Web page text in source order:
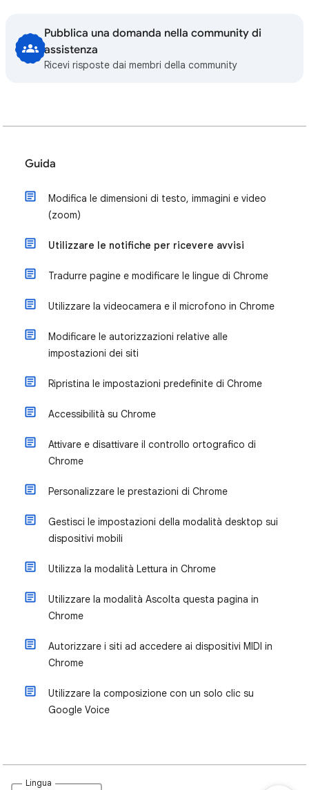
Pubblica una domanda nella community di
assistenza
Ricevi risposte dai membri della community
Guida
Modifica le dimensioni di testo, immagini e video
(zoom)
Utilizzare le notifiche per ricevere avvisi
Tradurre pagine e modificare le lingue di Chrome
Utilizzare la videocamera e il microfono in Chrome
Modificare le autorizzazioni relative alle
impostazioni dei siti
Ripristina le impostazioni predefinite di Chrome
Accessibilità su Chrome
Attivare e disattivare il controllo ortografico di
Chrome
Personalizzare le prestazioni di Chrome
Gestisci le impostazioni della modalità desktop sui
dispositivi mobili
Utilizza la modalità Lettura in Chrome
Utilizzare la modalità Ascolta questa pagina in
Chrome
Autorizzare i siti ad accedere ai dispositivi MIDI in
Chrome
Utilizzare la composizione con un solo clic su
Google Voice
Lingua